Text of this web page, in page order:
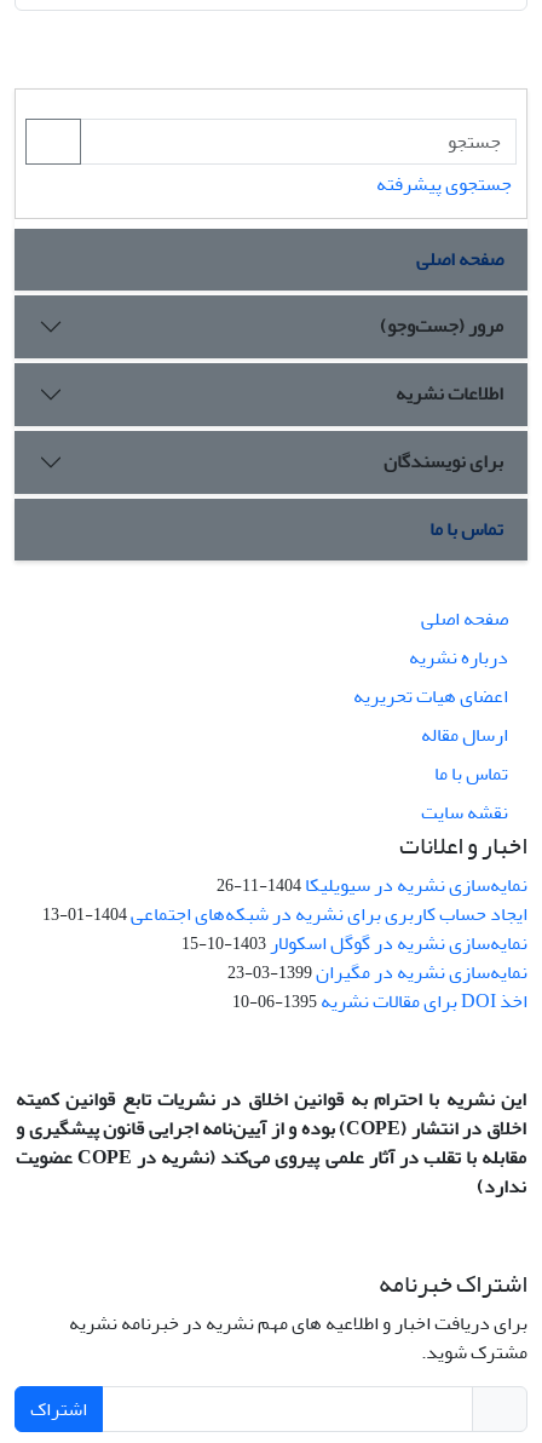
جستجوی پیشرفته
صفحه اصلی
مرور (جست‌وجو)
اطلاعات نشریه
برای نویسندگان
تماس با ما
صفحه اصلی
درباره نشریه
اعضای هیات تحریریه
ارسال مقاله
تماس با ما
نقشه سایت
اخبار و اعلانات
نمایه‌سازی نشریه در سیویلیکا1404-11-26
ایجاد حساب کاربری برای نشریه در شبکه‌های اجتماعی1404-01-13
نمایه‌سازی نشریه در گوگل اسکولار 1403-10-15
نمایه‌سازی نشریه در مگیران1399-03-23
اخذ DOI برای مقالات نشریه 1395-06-10
این نشریه با احترام به قوانین اخلاق در نشریات تابع قوانین کمیته
اخلاق در انتشار(COPE)بوده و از آیین‌نامه اجرایی قانون پیشگیری و
مقابله با تقلب در آثار علمی پیروی می‌کند (نشریه در COPE عضویت
ندارد)
اشتراک خبرنامه
برای دریافت اخبار و اطلاعیه های مهم نشریه در خبرنامه نشریه
مشترک شوید.
اشتراک